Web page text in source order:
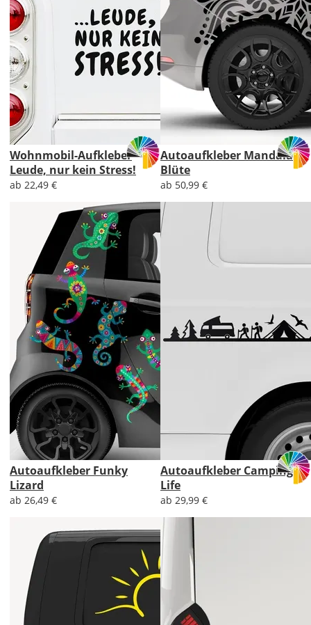
Wohnmobil-Aufkleber
Leude, nur kein Stress!
ab 22,49 €
Autoaufkleber Mandala
Blüte
ab 50,99 €
Autoaufkleber Funky
Lizard
ab 26,49 €
Autoaufkleber Camping
Life
ab 29,99 €